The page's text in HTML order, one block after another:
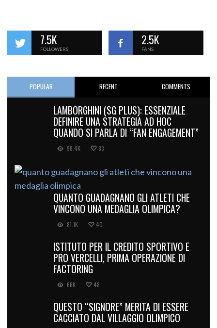
7.5K
FOLLOWERS
2.5K
FANS
POPULAR RECENT COMMENTS
LAMBORGHINI (SG PLUS): ESSENZIALE
DEFINIRE UNA STRATEGIA AD HOC
QUANDO SI PARLA DI “FAN ENGAGEMENT”
98.4K 83
QUANTO GUADAGNANO GLI ATLETI CHE
VINCONO UNA MEDAGLIA OLIMPICA?
81.1K 40
ISTITUTO PER IL CREDITO SPORTIVO E
PRO VERCELLI, PRIMA OPERAZIONE DI
FACTORING
66K 48
QUESTO “SIGNORE” MERITA DI ESSERE
CACCIATO DAL VILLAGGIO OLIMPICO